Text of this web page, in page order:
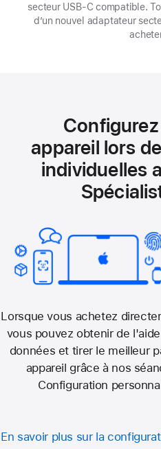
secteur USB‑C compatible.
d’un nouvel adaptateur
appareil lors
individuelles
Lorsque vous achetez
vous pouvez obtenir de
données et tirer le meilleur
appareil grâce à nos
Configuration
En savoir plus sur la